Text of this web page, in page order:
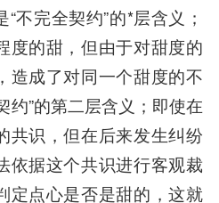
不完全契约”的*层含义；
度的甜，但由于对甜度的
造成了对同一个甜度的不
约”的第二层含义；即使在
共识，但在后来发生纠纷
依据这个共识进行客观裁
定点心是否是甜的，这就